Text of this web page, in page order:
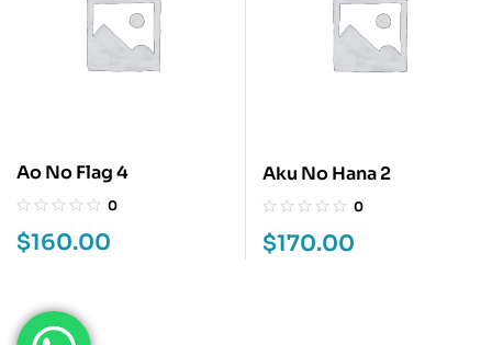
Ao No Flag 4
0
$160.00
Aku No Hana 2
0
$170.00